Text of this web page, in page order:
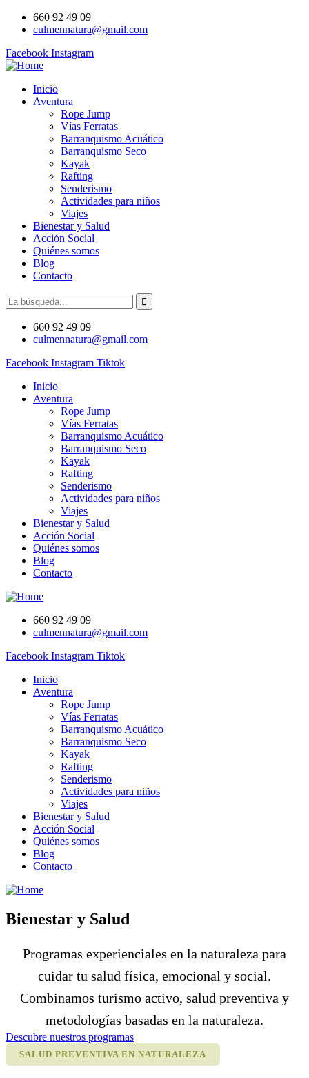
660 92 49 09
culmennatura@gmail.com
Facebook Instagram
Inicio
Aventura
Rope Jump
Vías Ferratas
Barranquismo Acuático
Barranquismo Seco
Kayak
Rafting
Senderismo
Actividades para niños
Viajes
Bienestar y Salud
Acción Social
Quiénes somos
Blog
Contacto
660 92 49 09
culmennatura@gmail.com
Facebook Instagram Tiktok
Inicio
Aventura
Rope Jump
Vías Ferratas
Barranquismo Acuático
Barranquismo Seco
Kayak
Rafting
Senderismo
Actividades para niños
Viajes
Bienestar y Salud
Acción Social
Quiénes somos
Blog
Contacto
660 92 49 09
culmennatura@gmail.com
Facebook Instagram Tiktok
Inicio
Aventura
Rope Jump
Vías Ferratas
Barranquismo Acuático
Barranquismo Seco
Kayak
Rafting
Senderismo
Actividades para niños
Viajes
Bienestar y Salud
Acción Social
Quiénes somos
Blog
Contacto
Bienestar y Salud
Programas experienciales en la naturaleza para
cuidar tu salud física, emocional y social.
Combinamos turismo activo, salud preventiva y
metodologías basadas en la naturaleza.
Descubre nuestros programas
SALUD PREVENTIVA EN NATURALEZA